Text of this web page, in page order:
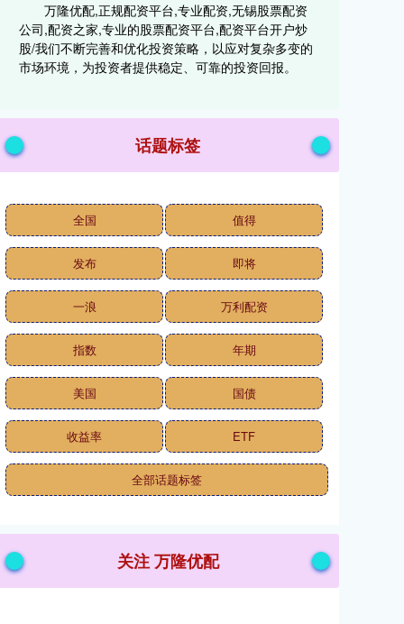
万隆优配,正规配资平台,专业配资,无锡股票配资
公司,配资之家,专业的股票配资平台,配资平台开户炒
股/我们不断完善和优化投资策略，以应对复杂多变的
市场环境，为投资者提供稳定、可靠的投资回报。
话题标签
全国 值得
发布 即将
一浪 万利配资
指数 年期
美国 国债
收益率 ETF
全部话题标签
关注 万隆优配